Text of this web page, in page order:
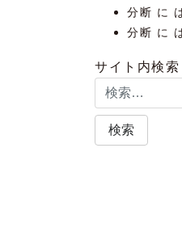
分断 に
分断 に
サイト内検索